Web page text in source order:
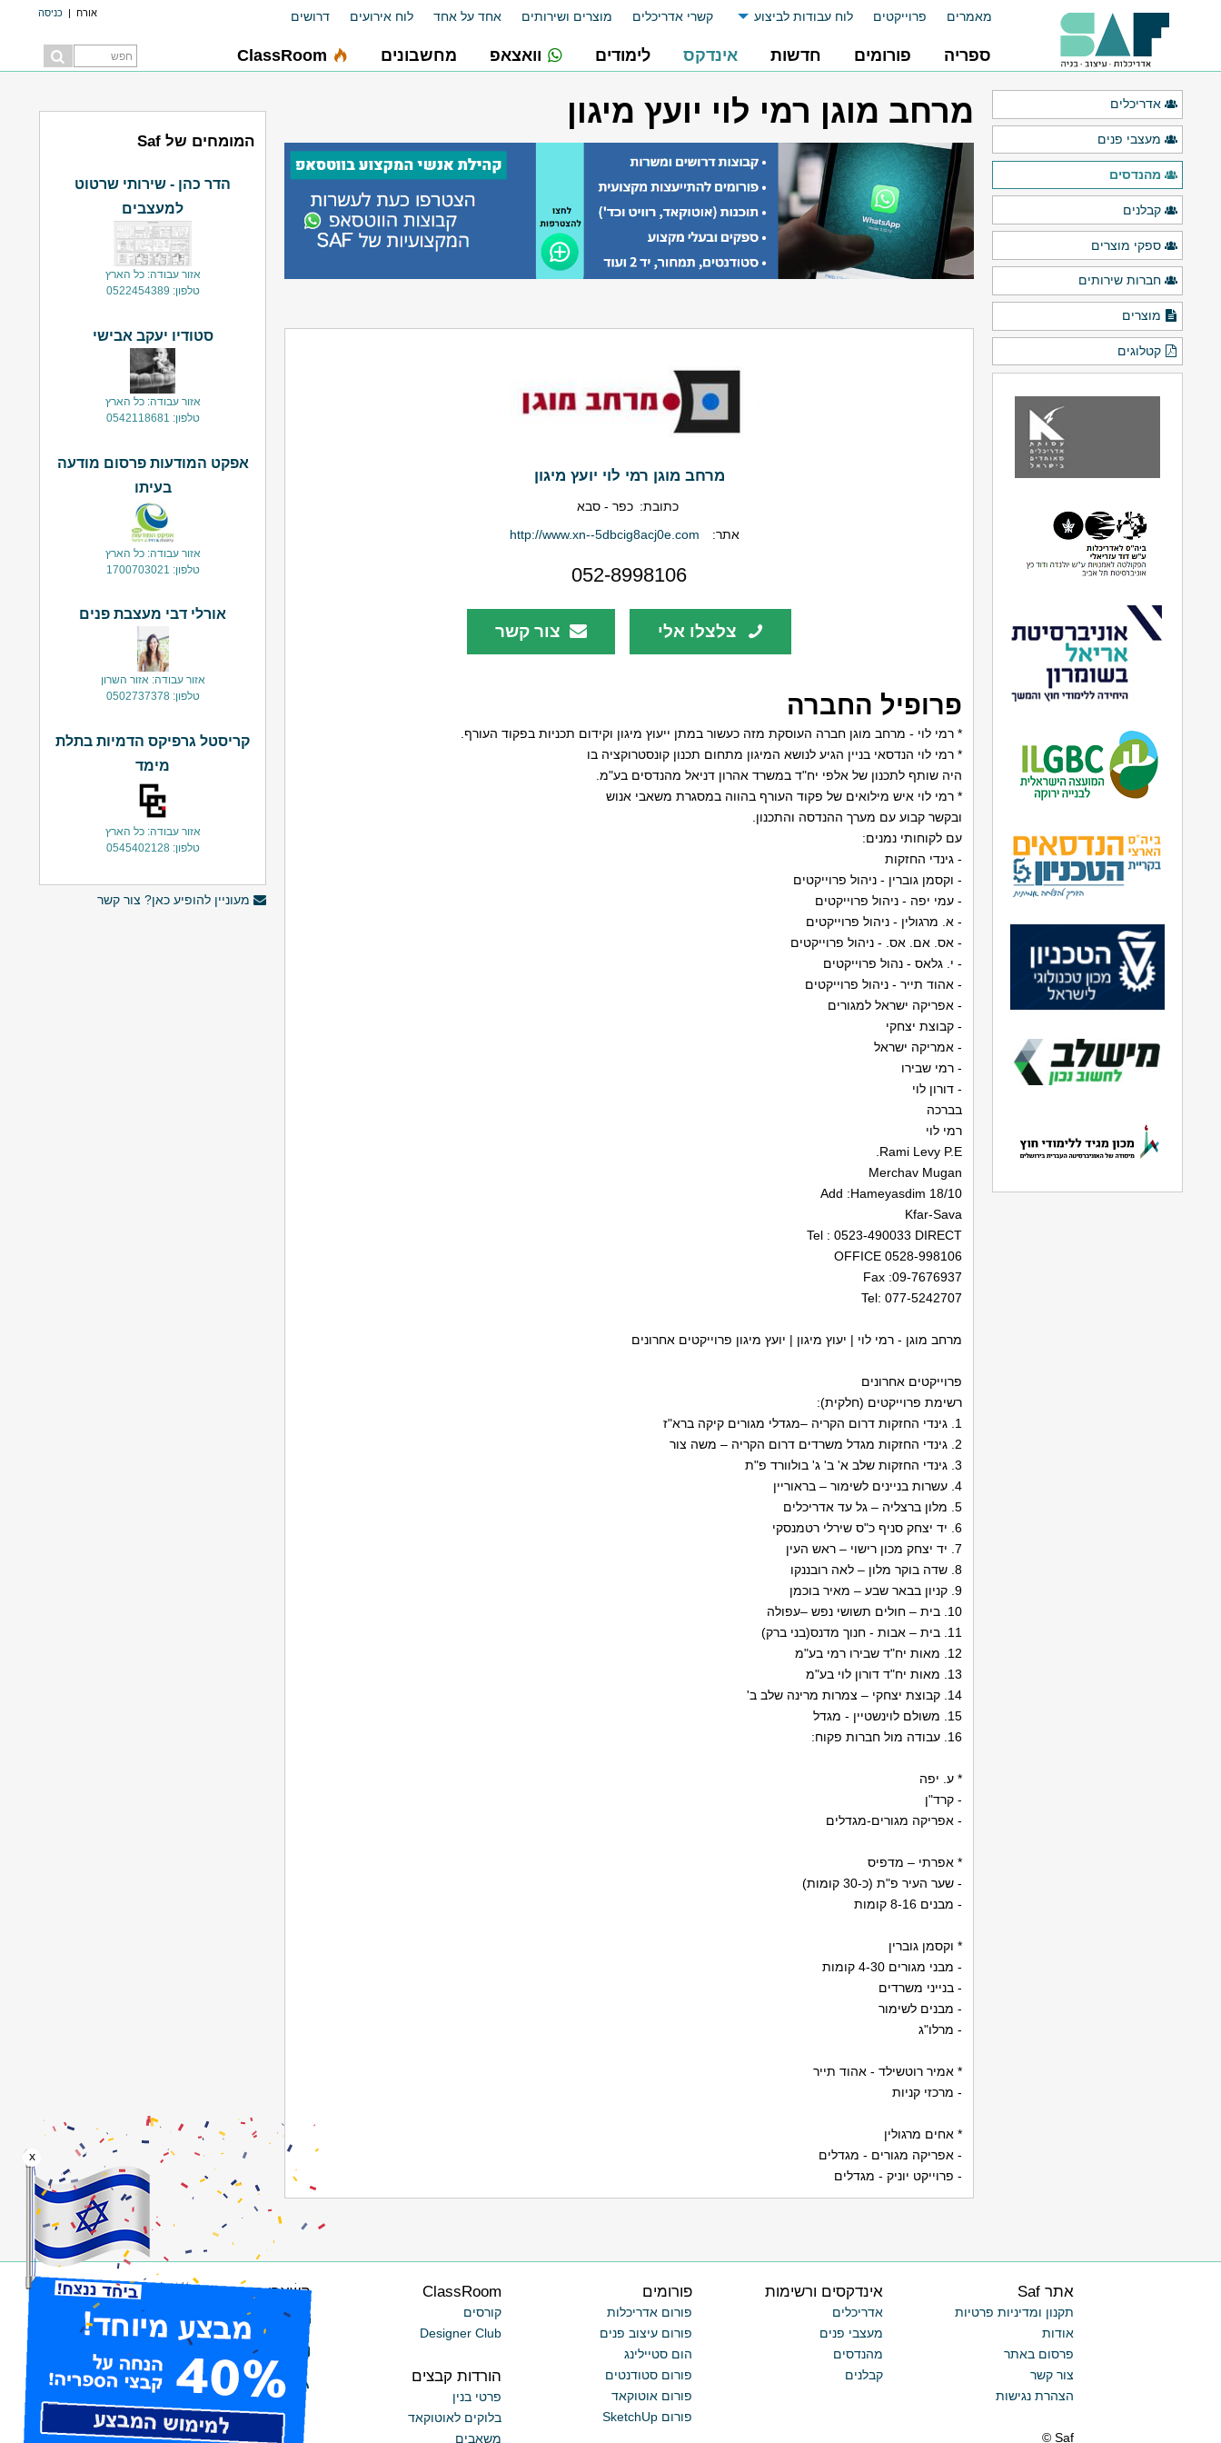
אורח | כניסה מאמרים פרוייקטים לוח עבודות לביצוע קשרי אדריכלים מוצרים ושירותים אחד על אחד לוח אירועים דרושים
ספריה פורומים חדשות אינדקס לימודים וואצאפ מחשבונים ClassRoom
מרחב מוגן רמי לוי יועץ מיגון
מרחב מוגן רמי לוי יועץ מיגון
כתובת: כפר - סבא
אתר:
http://www.xn--5dbcig8acj0e.com
052-8998106
צלצלו אלי צור קשר
פרופיל החברה
* רמי לוי - מרחב מוגן חברה העוסקת מזה כעשור במתן ייעוץ מיגון וקידום תכניות בפקוד העורף.
* רמי לוי הנדסאי בניין הגיע לנושא המיגון מתחום תכנון קונסטרוקציה בו
היה שותף לתכנון של אלפי יח"ד במשרד אהרון דניאל מהנדסים בע"מ.
* רמי לוי איש מילואים של פקוד העורף בהווה במסגרת משאבי אנוש
ובקשר קבוע עם מערך ההנדסה והתכנון.
עם לקוחותי נמנים:
- גינדי החזקות
- וקסמן גוברין - ניהול פרוייקטים
- עמי יפה - ניהול פרוייקטים
- א. מרגולין - ניהול פרוייקטים
- אס. אם. אס. - ניהול פרוייקטים
- י. גלאס - נהול פרוייקטים
- אהוד תייר - ניהול פרוייקטים
- אפריקה ישראל למגורים
- קבוצת יצחקי
- אמריקה ישראל
- רמי שבירו
- דורון לוי
בברכה
רמי לוי
Rami Levy P.E.
Merchav Mugan
Add :Hameyasdim 18/10
Kfar-Sava
Tel : 0523-490033 DIRECT
0528-998106 OFFICE
Fax :09-7676937
Tel: 077-5242707
מרחב מוגן - רמי לוי | יעוץ מיגון | יועץ מיגון פרוייקטים אחרונים
פרוייקטים אחרונים
רשימת פרוייקטים (חלקית):
1. גינדי החזקות דרום הקריה –מגדלי מגורים קיקה ברא"ז
2. גינדי החזקות מגדל משרדים דרום הקריה – משה צור
3. גינדי החזקות שלב א' ב' ג' בולוורד פ"ת
4. עשרות בניינים לשימור – בראוריין
5. מלון ברצליה – גל עד אדריכלים
6. יד יצחק סניף כ"ס שירלי רטמנסקי
7. יד יצחק מכון רישוי – ראש העין
8. שדה בוקר מלון – לאה רובננקו
9. קניון בבאר שבע – מאיר בוכמן
10. בית – חולים תשושי נפש –עפולה
11. בית – אבות - חנוך מדנס(בני ברק)
12. מאות יח"ד שבירו רמי בע"מ
13. מאות יח"ד דורון לוי בע"מ
14. קבוצת יצחקי – צמרות מרינה שלב ב'
15. משולם לוינשטיין - מגדל
16. עבודה מול חברות פקוח:
* ע. יפה
- קרד"ן
- אפריקה מגורים-מגדלים
* אפרתי – מדפיס
- שער העיר פ"ת (כ-30 קומות)
- מבנים 8-16 קומות
* וקסמן גוברין
- מבני מגורים 4-30 קומות
- בנייני משרדים
- מבנים לשימור
- מרלו"ג
* אמיר רוטשילד - אהוד תייר
- מרכזי קניות
* אחים מרגולין
- אפריקה מגורים - מגדלים
- פרוייקט יוניק - מגדלים
המומחים של Saf
הדר כהן - שירותי שרטוט
למעצבים
אזור עבודה: כל הארץ
טלפון: 0522454389
סטודיו יעקב אבישי
אזור עבודה: כל הארץ
טלפון: 0542118681
אפקט המודעות פרסום מודעה
בעיתו
אזור עבודה: כל הארץ
טלפון: 1700703021
אורלי דבי מעצבת פנים
אזור עבודה: אזור השרון
טלפון: 0502737378
קריסטל גרפיקס הדמיות בתלת
מימד
אזור עבודה: כל הארץ
טלפון: 0545402128
מעוניין להופיע כאן? צור קשר
אדריכלים
מעצבי פנים
מהנדסים
קבלנים
ספקי מוצרים
חברות שירותים
מוצרים
קטלוגים
השארו מעודכנים
הרשמו לניוזלטר
עיקבו אחרינו בפייסבוק
הרשמו לערוצי RSS
ClassRoom
קורסים
Designer Club
הורדות קבצים
פרטי בנין
בלוקים לאוטוקאד
משאבים
פורומים
פורום אדריכלות
פורום עיצוב פנים
הום סטיילינג
פורום סטודנטים
פורום אוטוקאד
פורום SketchUp
אינדקסים ורשימות
אדריכלים
מעצבי פנים
מהנדסים
קבלנים
אתר Saf
תקנון ומדיניות פרטיות
אודות
פרסום באתר
צור קשר
הצהרת נגישות
Saf ©
x